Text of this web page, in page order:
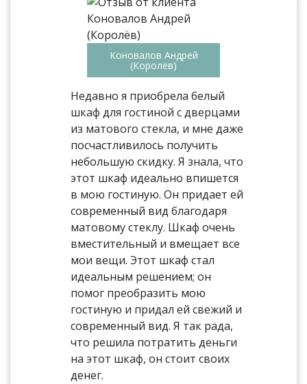
Коновалов Андрей
(Королёв)
Недавно я приобрела белый
шкаф для гостиной с дверцами
из матового стекла, и мне даже
посчастливилось получить
небольшую скидку. Я знала, что
этот шкаф идеально впишется
в мою гостиную. Он придает ей
современный вид благодаря
матовому стеклу. Шкаф очень
вместительный и вмещает все
мои вещи. Этот шкаф стал
идеальным решением; он
помог преобразить мою
гостиную и придал ей свежий и
современный вид. Я так рада,
что решила потратить деньги
на этот шкаф, он стоит своих
денег.